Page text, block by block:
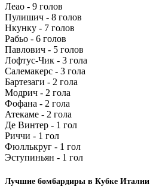
Леао - 9 голов
Пулишич - 8 голов
Нкунку - 7 голов
Рабьо - 6 голов
Павлович - 5 голов
Лофтус-Чик - 3 гола
Салемакерс - 3 гола
Бартезаги - 2 гола
Модрич - 2 гола
Фофана - 2 гола
Атекаме - 2 гола
Де Винтер - 1 гол
Риччи - 1 гол
Фюллькруг - 1 гол
Эступиньян - 1 гол
Лучшие бомбардиры в Кубке Италии